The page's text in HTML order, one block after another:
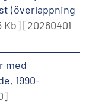
(överlappning
Kb][20260401
med
1990-